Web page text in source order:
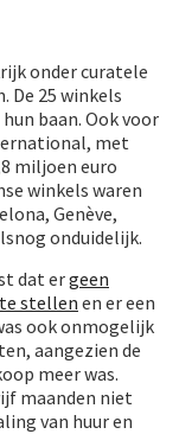
onder curatele
De 25 winkels
baan. Ook voor
met
miljoen euro
winkels waren
Genève,
onduidelijk.
dat ergeen
stellen en er een
ook onmogelijk
aangezien de
meer was.
maanden niet
van huur en